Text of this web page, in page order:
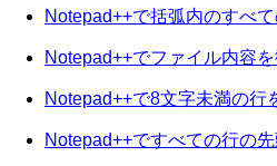
Notepad++で括弧内のすべ
Notepad++でファイル内容
Notepad++で8文字未満の行
Notepad++ですべての行の